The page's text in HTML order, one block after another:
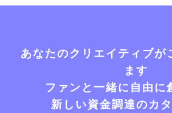
あなたのクリエイティブが
ます
ファンと一緒に自由に
新しい資金調達のカ